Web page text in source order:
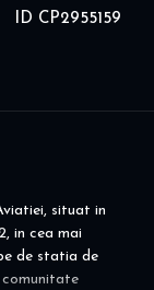
ID CP2955159
situat in
in cea mai
de statia de